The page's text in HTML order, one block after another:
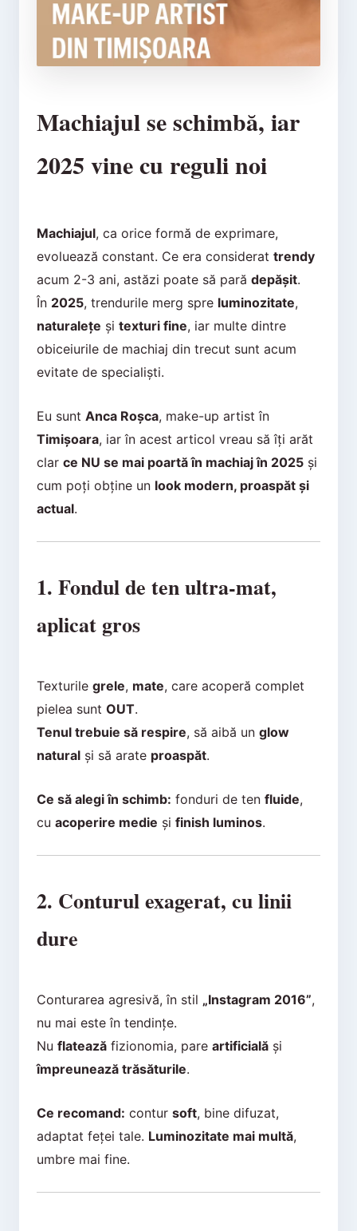
Machiajul se schimbă, iar
2025 vine cu reguli noi
Machiajul, ca orice formă de exprimare,
evoluează constant. Ce era considerat trendy
acum 2-3 ani, astăzi poate să pară depășit.
În 2025, trendurile merg spre luminozitate,
naturalețe și texturi fine, iar multe dintre
obiceiurile de machiaj din trecut sunt acum
evitate de specialiști.
Eu sunt Anca Roșca, make-up artist în
Timișoara, iar în acest articol vreau să îți arăt
clar ce NU se mai poartă în machiaj în 2025și
cum poți obține un look modern, proaspăt și
actual.
1. Fondul de ten ultra-mat,
aplicat gros
Texturile grele, mate, care acoperă complet
pielea sunt OUT.
Tenul trebuie să respire, să aibă un glow
naturalși să arate proaspăt.
Ce să alegi în schimb: fonduri de ten fluide,
cu acoperire medie și finish luminos.
2. Conturul exagerat, cu linii
dure
Conturarea agresivă, în stil „Instagram 2016”,
nu mai este în tendințe.
Nu flateazăfizionomia, pare artificialăși
împreunează trăsăturile.
Ce recomand: contur soft, bine difuzat,
adaptat feței tale. Luminozitate mai multă,
umbre mai fine.